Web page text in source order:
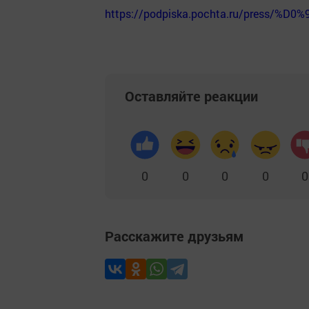
https://podpiska.pochta.ru/press/
Оставляйте реакции
0 0 0 0 0
Расскажите друзьям